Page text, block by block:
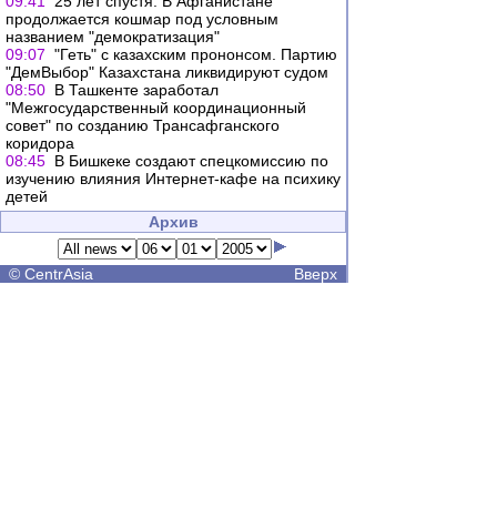
продолжается кошмар под условным
названием "демократизация"
09:07 "Геть" с казахским прононсом. Партию
"ДемВыбор" Казахстана ликвидируют судом
08:50 В Ташкенте заработал
"Межгосударственный координационный
совет" по созданию Трансафганского
коридора
08:45 В Бишкеке создают спецкомиссию по
изучению влияния Интернет-кафе на психику
детей
Архив
© CentrAsia Вверх